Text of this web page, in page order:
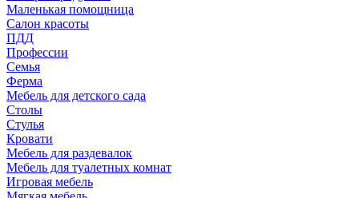
Маленькая помощница
Салон красоты
ПДД
Профессии
Семья
Ферма
Мебель для детского сада
Столы
Cтулья
Кровати
Мебель для раздевалок
Мебель для туалетных комнат
Игровая мебель